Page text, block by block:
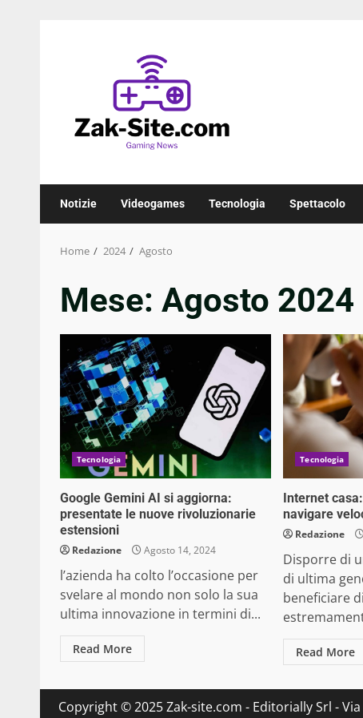
Notizie Videogames Tecnologia Spettacolo
Home 2024 Agosto
Mese: Agosto 2024
Tecnologia
Google Gemini AI si aggiorna:
presentate le nuove rivoluzionarie
estensioni
Redazione Agosto 14, 2024
l’azienda ha colto l’occasione per
svelare al mondo non solo la sua
ultima innovazione in termini di...
Read More
Tecnologia
Internet
navigare
Redazione
Disporre di
di ultima
beneficiare
Read More
Copyright © 2025 Zak-site.com - Editorially Srl -